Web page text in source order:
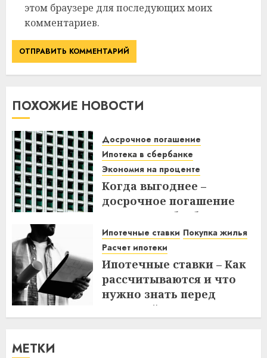
этом браузере для последующих моих
комментариев.
ПОХОЖИЕ НОВОСТИ
Досрочное погашение
Ипотека в сбербанке
Экономия на проценте
Когда выгоднее –
досрочное погашение
ипотеки в Сбербанке до
или после дня списания?
Узнайте все нюансы!
18.12.2025
Ипотечные ставки Покупка жилья
Расчет ипотеки
Ипотечные ставки – Как
рассчитываются и что
нужно знать перед
покупкой жилья
МЕТКИ